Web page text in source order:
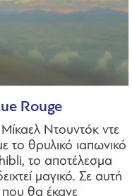
Rouge
Ντουντόκ ντε
το θρυλικό ιαπωνικό
το αποτέλεσμα
μαγικό. Σε αυτή
θα έκανε